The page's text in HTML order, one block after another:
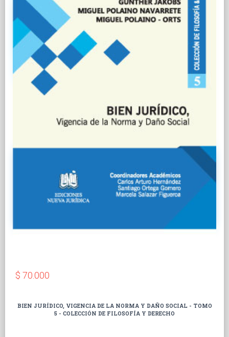
$ 70.000
BIEN JURÍDICO, VIGENCIA DE LA NORMA Y DAÑO SOCIAL - TOMO
5 - COLECCIÓN DE FILOSOFÍA Y DERECHO